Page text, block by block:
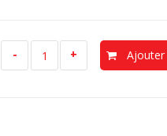
- + Ajouter